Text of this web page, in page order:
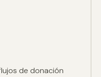
de donación